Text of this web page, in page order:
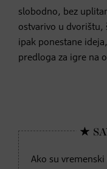
slobodno, bez
ostvarivo u dvorištu,
ipak ponestane
predloga za igre na
Ako su